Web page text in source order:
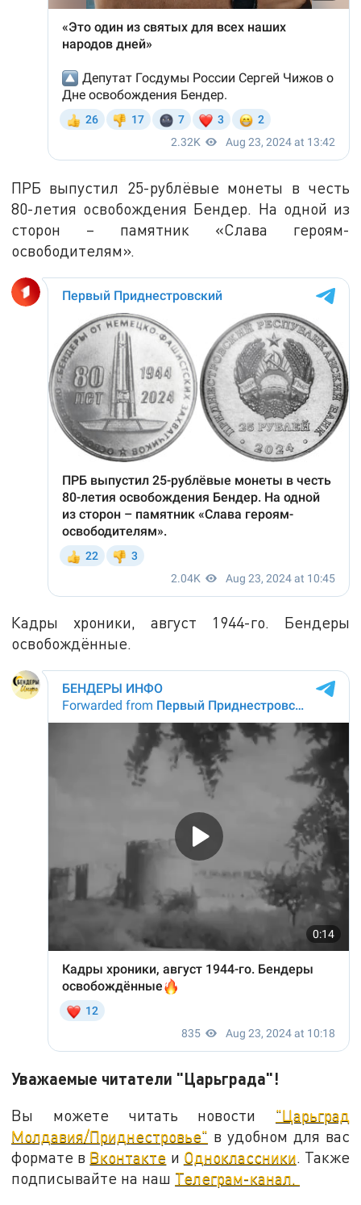
ПРБ выпустил 25-рублёвые монеты в честь
80-летия освобождения Бендер. На одной из
сторон – памятник «Слава героям-
освободителям».
Кадры хроники, август 1944-го. Бендеры
освобождённые.
Уважаемые читатели "Царьграда"!
Вы можете читать новости "Царьград
Молдавия/Приднестровье" в удобном для вас
формате в Вконтакте и Одноклассники. Также
подписывайте на наш Телеграм-канал.